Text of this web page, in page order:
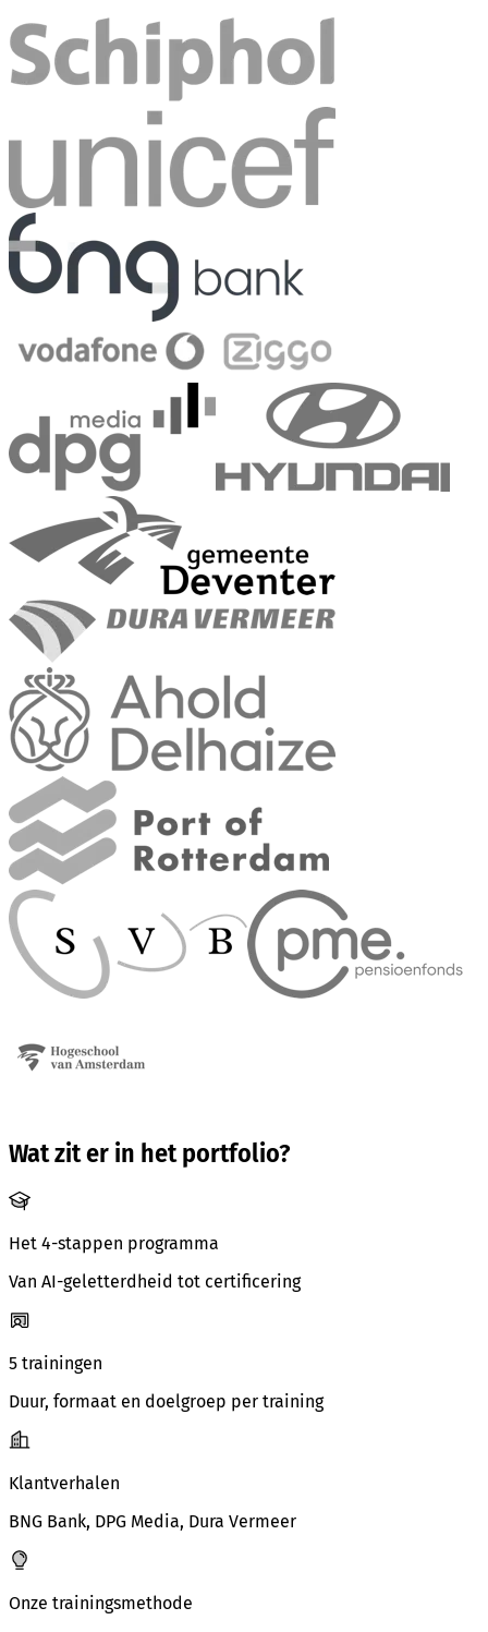
Wat zit er in het portfolio?
Het 4-stappen programma
Van AI-geletterdheid tot certificering
5 trainingen
Duur, formaat en doelgroep per training
Klantverhalen
BNG Bank, DPG Media, Dura Vermeer
Onze trainingsmethode